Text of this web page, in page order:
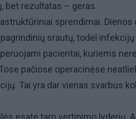
bet rezultatas – geras.
sprendimai. Dienos
srautų, todėl
pacientai, kuriems
pačiose operacinėse
Tai yra dar vienas svarbus
esate tarp vertinimo lyderių.